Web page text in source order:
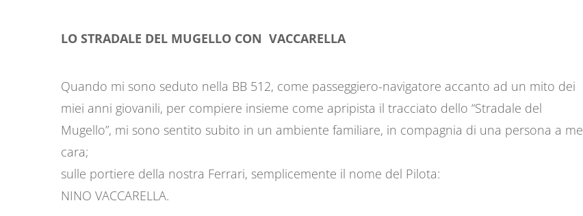
LO STRADALE DEL MUGELLO CON VACCARELLA
Quando mi sono seduto nella BB 512, come passeggiero-navigatore accanto ad un mito dei
miei anni giovanili, per compiere insieme come apripista il tracciato dello “Stradale del
Mugello”, mi sono sentito subito in un ambiente familiare, in compagnia di una persona a me
cara;
sulle portiere della nostra Ferrari, semplicemente il nome del Pilota:
NINO VACCARELLA.